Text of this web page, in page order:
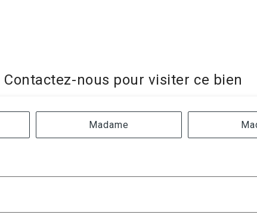
Contactez-nous pour visiter ce bien
Madame